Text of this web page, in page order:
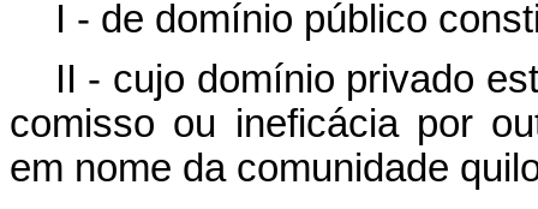
I - de domínio público
II - cujo domínio privado
comisso ou ineficácia por
em nome da comunidade